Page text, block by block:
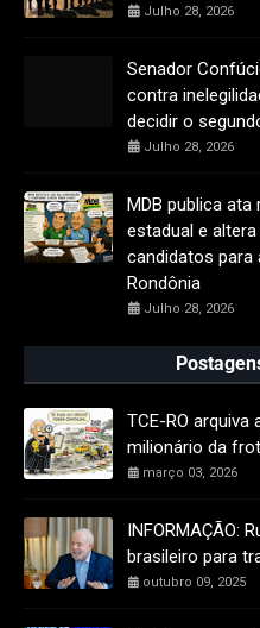
Julho 28, 2026
Senador
contra
decidir o
Julho 28, 2026
MDB publica
estadual e
candidatos para
Rondônia
Julho 28, 2026
TCE-RO arquiva
milionário da
março 03, 2026
INFORMAÇÃO:
brasileiro para
outubro 09, 2025